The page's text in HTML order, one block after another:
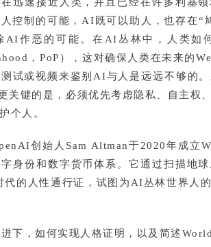
控制的可能，AI既可以助人，也存在“
AI作恶的可能。在AI丛林中，人类
，PoP），这对确保人类在未来的
试或视频来鉴别AI与人是远远不够的
关键的是，必须优先考虑隐私、自主权
个人。
创始人Sam Altman于2020年成立
身份和数字货币体系。它通过扫描地
代的人性通行证，试图为AI丛林世界人
下，如何实现人格证明，以及简述